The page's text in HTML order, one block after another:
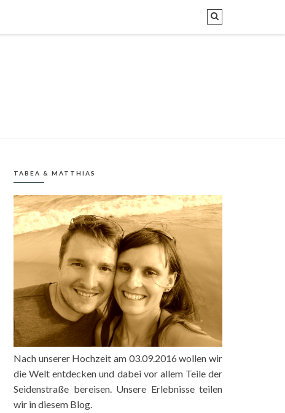
TABEA & MATTHIAS
Nach unserer Hochzeit am 03.09.2016 wollen wir
die Welt entdecken und dabei vor allem Teile der
Seidenstraße bereisen. Unsere Erlebnisse teilen
wir in diesem Blog.